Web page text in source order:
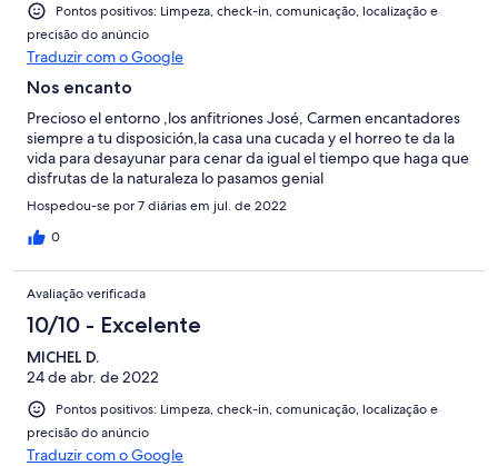
Pontos positivos: Limpeza, check-in, comunicação, localização e
precisão do anúncio
Traduzir com o Google
Nos encanto
Precioso el entorno ,los anfitriones José, Carmen encantadores
siempre a tu disposición,la casa una cucada y el horreo te da la
vida para desayunar para cenar da igual el tiempo que haga que
disfrutas de la naturaleza lo pasamos genial
Hospedou-se por 7 diárias em jul. de 2022
0
Avaliação verificada
10/10 - Excelente
MICHEL D.
24 de abr. de 2022
Pontos positivos: Limpeza, check-in, comunicação, localização e
precisão do anúncio
Traduzir com o Google